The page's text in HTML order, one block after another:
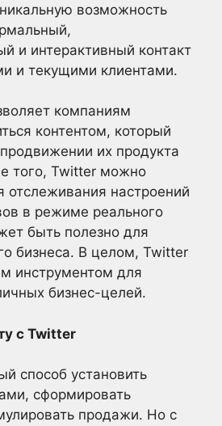
возможность
и интерактивный контакт
и текущими клиентами.
компаниям
контентом, который
их продукта
того, Twitter можно
отслеживания настроений
в режиме реального
быть полезно для
бизнеса. В целом, Twitter
инструментом для
бизнес-целей.
с Twitter
способ установить
сформировать
продажи. Но с